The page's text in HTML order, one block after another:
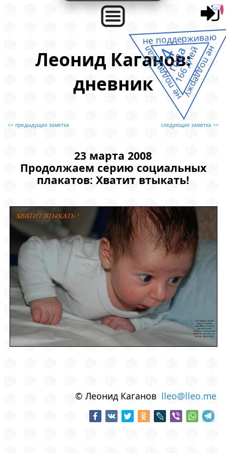
Леонид Каганов:
дневник
<< предыдущая заметка следующая заметка >>
23 марта 2008
Продолжаем серию социальных
плакатов: Хватит втыкать!
© Леонид Каганов lleo@lleo.me
не поддержал
не поддерживаю
не поддержу
4
года
166 дней